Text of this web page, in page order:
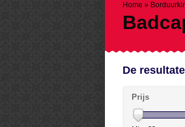
Home »
De
Prijs